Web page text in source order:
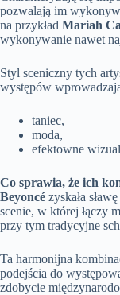
pozwalają im
na przykład Mariah
wykonywanie nawet
Styl sceniczny tych
występów
taniec,
moda,
efektowne
Co sprawia, że ich
Beyoncé zyskała
scenie, w której łączy
przy tym tradycyjne
Ta harmonijna
podejścia do
zdobycie